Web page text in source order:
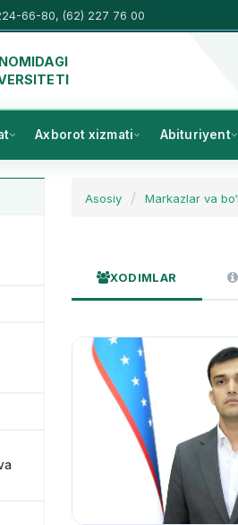
66-80, (62) 227 76 00
Axborot xizmati Abituriyent
Asosiy Markazlar va
XODIMLAR